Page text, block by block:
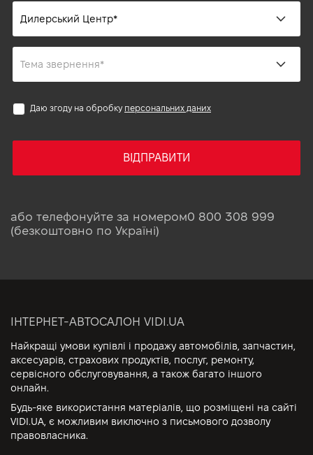
Даю згоду на обробку персональних даних
ВІДПРАВИТИ
або телефонуйте за номером0 800 308 999
(безкоштовно по Україні)
ІНТЕРНЕТ-АВТОСАЛОН VIDI.UA
Найкращі умови купівлі і продажу автомобілів, запчастин,
аксесуарів, страхових продуктів, послуг, ремонту,
сервісного обслуговування, а також багато іншого
онлайн.
Будь-яке використання матеріалів, що розміщені на сайті
VIDI.UA, є можливим виключно з письмового дозволу
правовласника.